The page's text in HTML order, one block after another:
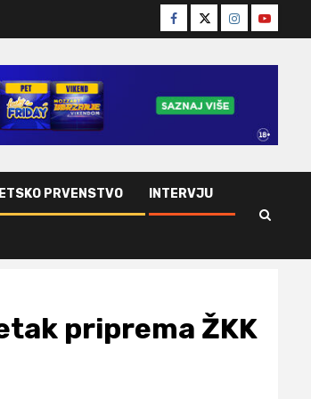
Facebook
TwitterInstagram
Youtube
PRVENSTVO INTERVJU
priprema ŽKK